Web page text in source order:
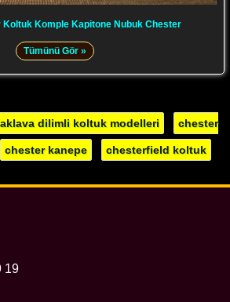
Koltuk Komple Kapitone Nubuk Chester
Tümünü Gör »
dilimli koltuk modelleri chester
chester kanepe chesterfield koltuk
19